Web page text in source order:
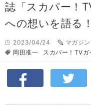
誌「スカパー！
への想いを語る！
2023/04/24
マガジ
岡田准一
スカパー！TV